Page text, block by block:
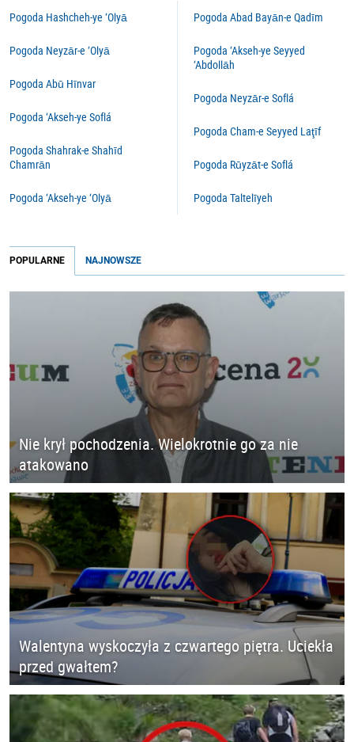
Pogoda Hashcheh-ye ‘Olyā
Pogoda Neyzār-e ‘Olyā
Pogoda Abū Hīnvar
Pogoda ‘Akseh-ye Soflá
Pogoda Shahrak-e Shahīd
Chamrān
Pogoda ‘Akseh-ye ‘Olyā
Pogoda Abad Bayān-e Qadīm
Pogoda ‘Akseh-ye Seyyed
‘Abdollāh
Pogoda Neyzār-e Soflá
Pogoda Cham-e Seyyed Laţīf
Pogoda Rūyzāt-e Soflá
Pogoda Taltelīyeh
POPULARNE NAJNOWSZE
Nie krył pochodzenia. Wielokrotnie go za nie
atakowano
Walentyna wyskoczyła z czwartego piętra. Uciekła
przed gwałtem?